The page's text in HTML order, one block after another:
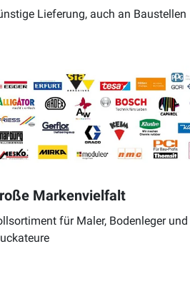
Lieferung, auch an Baustellen
Markenvielfalt
für Maler, Bodenleger und